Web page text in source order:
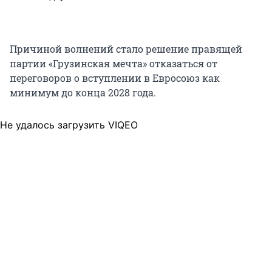
Причиной волнений стало решение правящей
партии «Грузинская мечта» отказаться от
переговоров о вступлении в Евросоюз как
минимум до конца 2028 года.
Не удалось загрузить VIQEO